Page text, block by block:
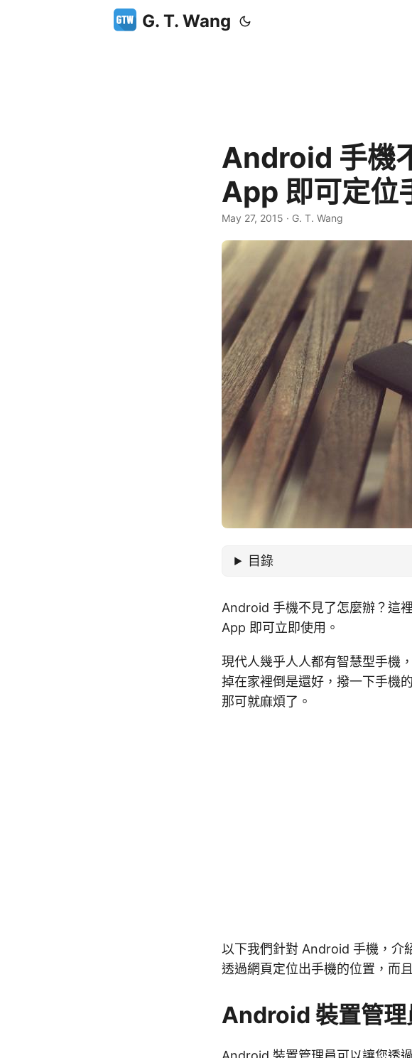
G. T. Wang
Android 手機
App 即可定位
May 27, 2015 · G. T. Wang
目錄
Android 手機不見了怎麼辦？這
App 即可立即使用。
現代人幾乎人人都有智慧型手機
掉在家裡倒是還好，撥一下手機
那可就麻煩了。
以下我們針對 Android 手機，介
透過網頁定位出手機的位置，而
Android 裝置管理